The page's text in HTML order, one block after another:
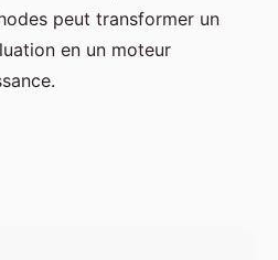
peut transformer un
en un moteur